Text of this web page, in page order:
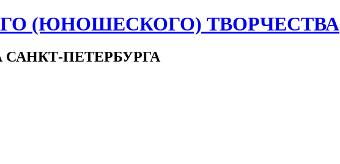
(ЮНОШЕСКОГО) ТВОРЧЕСТВА
ПЕТЕРБУРГА